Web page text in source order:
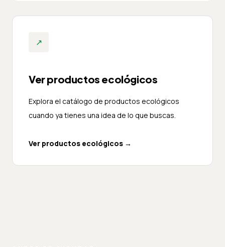
↗
Ver productos ecológicos
Explora el catálogo de productos ecológicos
cuando ya tienes una idea de lo que buscas.
Ver productos ecológicos →